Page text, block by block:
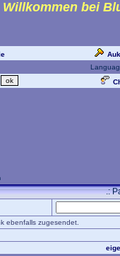
Willkommen bei
.:
ebenfalls zugesendet.